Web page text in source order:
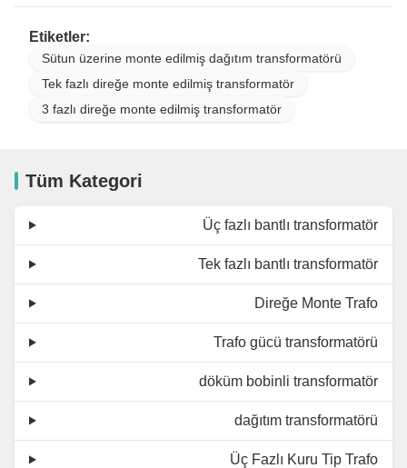
Etiketler:
Sütun üzerine monte edilmiş dağıtım transformatörü
Tek fazlı direğe monte edilmiş transformatör
3 fazlı direğe monte edilmiş transformatör
Tüm Kategori
Üç fazlı bantlı transformatör
Tek fazlı bantlı transformatör
Direğe Monte Trafo
Trafo gücü transformatörü
döküm bobinli transformatör
dağıtım transformatörü
Üç Fazlı Kuru Tip Trafo